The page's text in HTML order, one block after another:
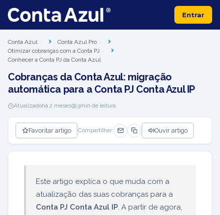
Entrar
Conta Azul
Conta Azul Pro
Otimizar cobranças com a Conta PJ
Conhecer a Conta PJ da Conta Azul
Cobranças da Conta Azul: migração
automática para a Conta PJ Conta Azul IP
Atualizadohá 2 meses 3min de leitura
Favoritar artigo Compartilhar: Ouvir artigo
Este artigo explica o que muda com a
atualização das suas cobranças para a
Conta PJ Conta Azul IP. A partir de agora,